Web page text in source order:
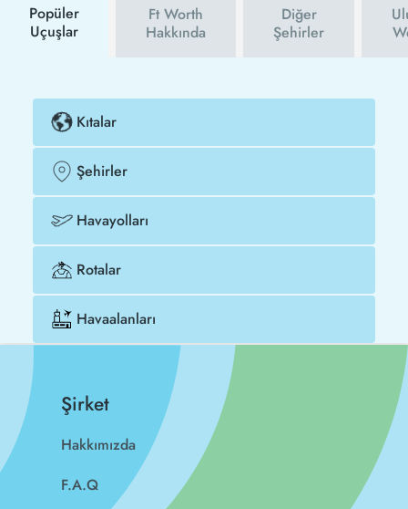
Popüler
Uçuşlar
Ft Worth
Hakkında
Diğer
Şehirler
Kıtalar
Şehirler
Havayolları
Rotalar
Havaalanları
Şirket
Hakkımızda
F.A.Q